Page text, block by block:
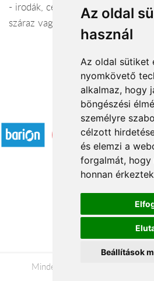
Az oldal
használ
Az oldal sütiket
nyomkövető
alkalmaz, hogy
böngészési
személyre
célzott
és elemzi a
forgalmát, hogy
honnan
Beállítások
- irodák, cégek, ügyfélterek
száraz vagy selyem virágból)
Elfogadott fizetési
Á.SZ.F.
Impresszum
Adatkezelési
Minden jog fenntartva © 2026 |